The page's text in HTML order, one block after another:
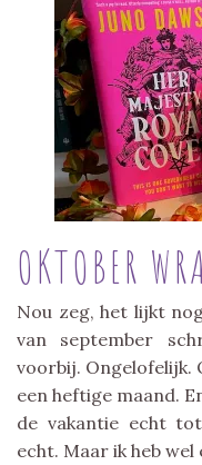
OKTOBER
Nou zeg, het lijkt
van september
voorbij. Ongelofelijk.
een heftige maand.
de vakantie echt
echt. Maar ik heb